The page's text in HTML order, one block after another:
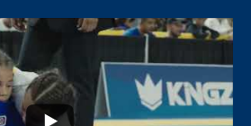
...